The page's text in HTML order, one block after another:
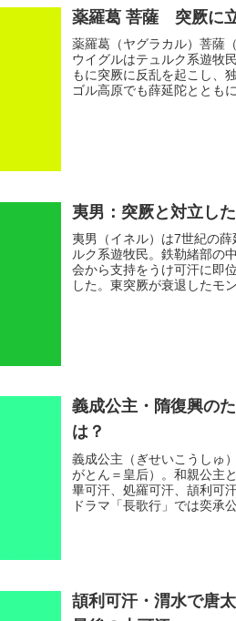
薬羅葛 菩薩 突厥に
薬羅葛（ヤグラカル）菩薩
ウイグルはテュルク系遊牧
もに突厥に反乱を起こし、
ゴル高原でも薛延陀ととも
夷男：突厥と対立し
夷男（イネル）は7世紀の
ルク系遊牧民。鉄勒緒部の
会から支持をうけ可汗に即
した。東突厥が衰退したモ
義成公主・隋復興の
は？
義成公主（ぎせいこうしゅ
がとん＝皇后）。和親公主
畢可汗、処羅可汗、頡利可
ドラマ「長歌行」では奕承
頡利可汗・渭水で唐